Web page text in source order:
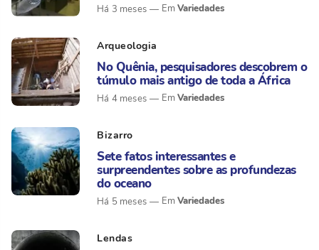
Há 3 meses Variedades
Arqueologia
No Quênia, pesquisadores descobrem o
túmulo mais antigo de toda a África
Há 4 meses Variedades
Bizarro
Sete fatos interessantes e
surpreendentes sobre as profundezas
do oceano
Há 5 meses Variedades
Lendas